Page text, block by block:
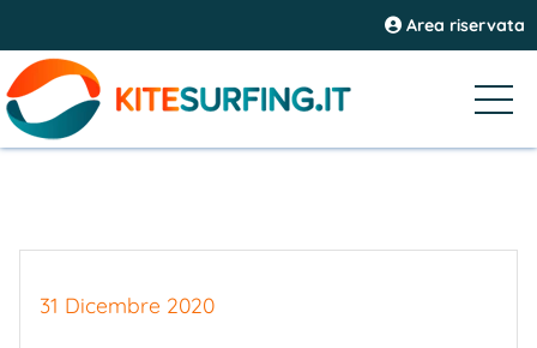
Area riservata
31 Dicembre 2020